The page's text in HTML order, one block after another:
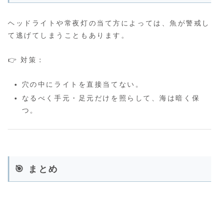
ヘッドライトや常夜灯の当て方によっては、魚が警戒し
て逃げてしまうこともあります。
👉 対策：
穴の中にライトを直接当てない。
なるべく手元・足元だけを照らして、海は暗く保
つ。
🎯 まとめ